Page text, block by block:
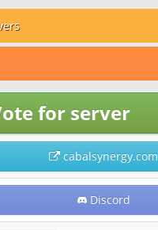
for server
cabalsynergy.com
Discord